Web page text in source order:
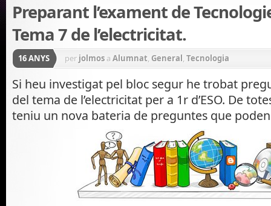
Preparant l’exament de
Tema 7 de l’electricitat.
16 ANYS per jolmos a Alumnat, General, Tecnologia
Si heu investigat pel bloc segur he trobat
del tema de l’electricitat per a 1r d’ESO. De
teniu un nova bateria de preguntes que poden